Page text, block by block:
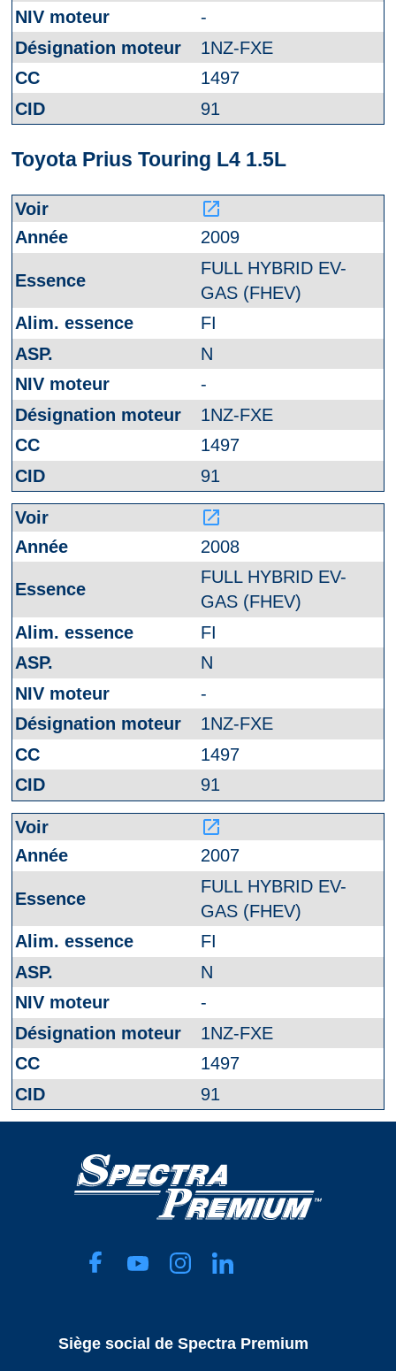
-
1NZ-FXE
1497
91
Toyota Prius Touring L4 1.5L
launch
2009
FULL HYBRID EV-
GAS (FHEV)
FI
N
-
1NZ-FXE
1497
91
launch
2008
FULL HYBRID EV-
GAS (FHEV)
FI
N
-
1NZ-FXE
1497
91
launch
2007
FULL HYBRID EV-
GAS (FHEV)
FI
N
-
1NZ-FXE
1497
91
Siège social de Spectra Premium